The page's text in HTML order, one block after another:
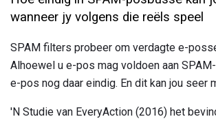
wanneer jy volgens die reëls speel
SPAM filters probeer om verdagte e-
Alhoewel u e-pos mag voldoen aan
e-pos nog daar eindig. En dit kan jou seer
'N Studie van EveryAction (2016) het